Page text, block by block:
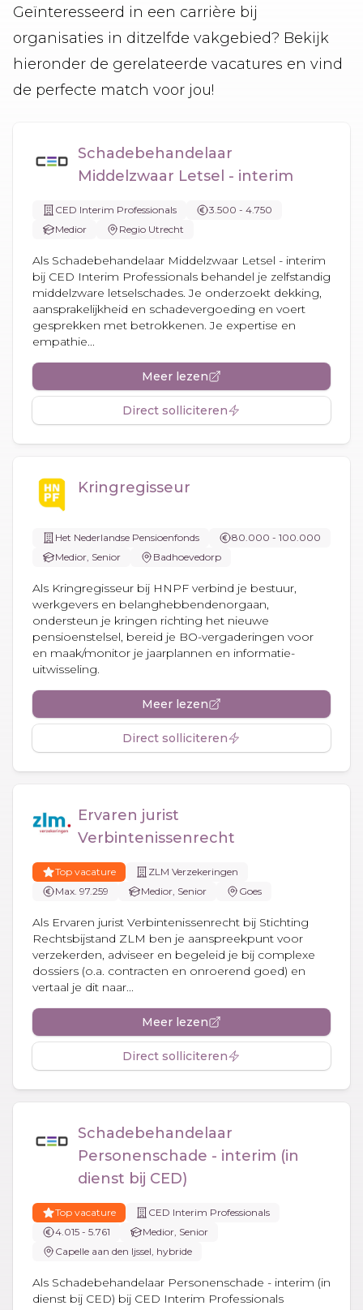
Geïnteresseerd in een carrière bij
organisaties in ditzelfde vakgebied? Bekijk
hieronder de gerelateerde vacatures en vind
de perfecte match voor jou!
Schadebehandelaar
Middelzwaar Letsel - interim
CED Interim Professionals
3.500 - 4.750
Medior
Regio Utrecht
Als Schadebehandelaar Middelzwaar Letsel - interim
bij CED Interim Professionals behandel je zelfstandig
middelzware letselschades. Je onderzoekt dekking,
aansprakelijkheid en schadevergoeding en voert
gesprekken met betrokkenen. Je expertise en
empathie...
Meer lezen
Direct solliciteren
Kringregisseur
Het Nederlandse Pensioenfonds
80.000 - 100.000
Medior, Senior
Badhoevedorp
Als Kringregisseur bij HNPF verbind je bestuur,
werkgevers en belanghebbendenorgaan,
ondersteun je kringen richting het nieuwe
pensioenstelsel, bereid je BO-vergaderingen voor
en maak/monitor je jaarplannen en informatie-
uitwisseling.
Meer lezen
Direct solliciteren
Ervaren jurist
Verbintenissenrecht
Top vacature
ZLM Verzekeringen
Max. 97.259
Medior, Senior Goes
Als Ervaren jurist Verbintenissenrecht bij Stichting
Rechtsbijstand ZLM ben je aanspreekpunt voor
verzekerden, adviseer en begeleid je bij complexe
dossiers (o.a. contracten en onroerend goed) en
vertaal je dit naar...
Meer lezen
Direct solliciteren
Schadebehandelaar
Personenschade - interim (in
dienst bij CED)
Top vacature
CED Interim Professionals
4.015 - 5.761
Medior, Senior
Capelle aan den Ijssel, hybride
Als Schadebehandelaar Personenschade - interim (in
dienst bij CED) bij CED Interim Professionals